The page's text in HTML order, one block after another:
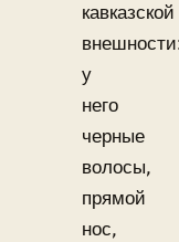
кавказской
у
него
черные
волосы,
прямой
нос,